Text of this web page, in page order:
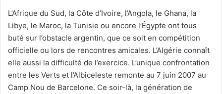
L’Afrique du Sud, la Côte d’Ivoire, l’Angola, le Ghana, la
Libye, le Maroc, la Tunisie ou encore l’Égypte ont tous
buté sur l’obstacle argentin, que ce soit en compétition
officielle ou lors de rencontres amicales. L’Algérie connaît
elle aussi la difficulté de l’exercice. L’unique confrontation
entre les Verts et l’Albiceleste remonte au 7 juin 2007 au
Camp Nou de Barcelone. Ce soir-là, la génération de